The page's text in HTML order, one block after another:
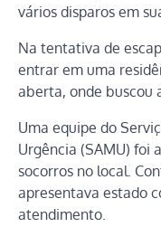
vários disparos em
Na tentativa de
entrar em uma
aberta, onde buscou
Uma equipe do
Urgência (SAMU) foi
socorros no local.
apresentava estado
atendimento.